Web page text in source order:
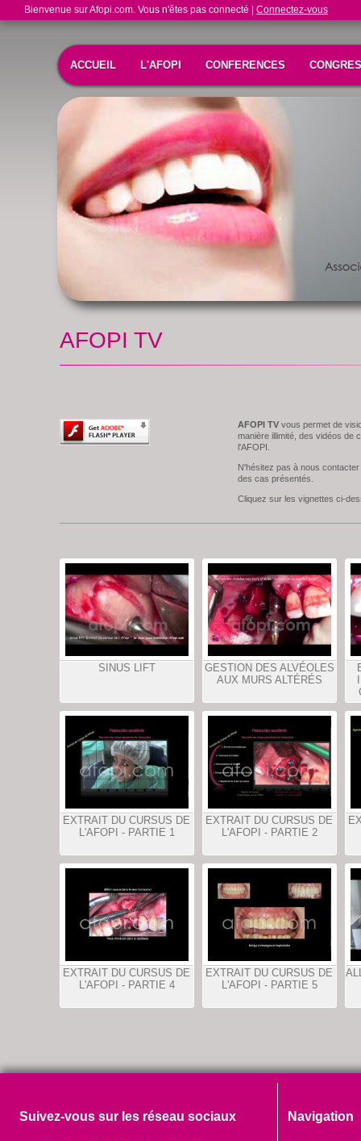
Bienvenue sur Afopi.com. Vous n'êtes pas connecté | Connectez-vous
ACCUEIL L'AFOPI CONFERENCES CONGRES
AFOPI TV
AFOPI TVvous permet de
manière illimité, des vidéos de
l'AFOPI.
N'hésitez pas à nous
des cas présentés.
Cliquez sur les vignettes ci-
SINUS LIFT
GESTION DES ALVÉOLES
AUX MURS ALTÉRÉS
EXTRAIT DU CURSUS DE
L'AFOPI - PARTIE 1
EXTRAIT DU CURSUS DE
L'AFOPI - PARTIE 2
EXTRAIT DU CURSUS DE
L'AFOPI - PARTIE 4
EXTRAIT DU CURSUS DE
L'AFOPI - PARTIE 5
Suivez-vous sur les réseau sociaux Navigation